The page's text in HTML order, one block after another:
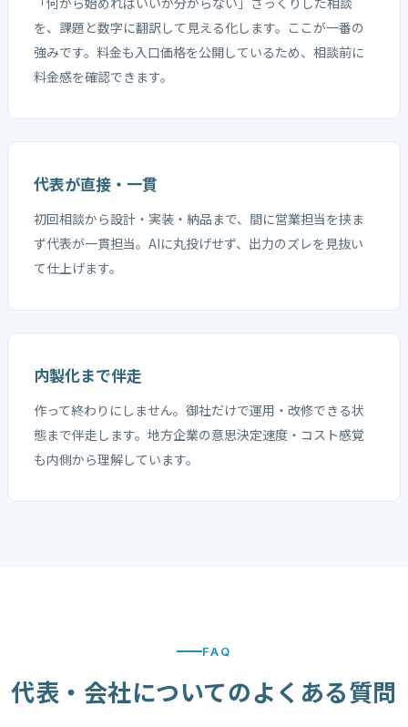
を、課題と数字に翻訳して見える化します。ここが一番の
強みです。料金も入口価格を公開しているため、相談前に
料金感を確認できます。
代表が直接・一貫
初回相談から設計・実装・納品まで、間に営業担当を挟ま
ず代表が一貫担当。AIに丸投げせず、出力のズレを見抜い
て仕上げます。
内製化まで伴走
作って終わりにしません。御社だけで運用・改修できる状
態まで伴走します。地方企業の意思決定速度・コスト感覚
も内側から理解しています。
FAQ
代表・会社についてのよくある質問